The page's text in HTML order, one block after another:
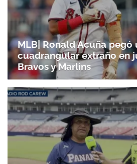
MLB| Ronald Acuña pegó
cuadrangular extraño en
Bravos y Marlins